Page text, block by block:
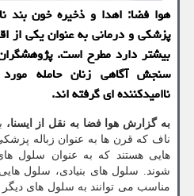
هوا فضا: اهدا و ذخیره خون بند
پزشکی و درمانی به عنوان یکی از
بیشتر دارد مطرح است.
سنجش آگاهی زنان حامله مورد
ناامیدکننده ای گرفته اند.
به گزارش هوا فضا به نقل از ایسنا،
ناف که قرن ها به عنوان زباله
هایی هستند که به عنوان سلول
شوند. سلول های بنیادی، سلول
مناسب می توانند به سلول های دیگر